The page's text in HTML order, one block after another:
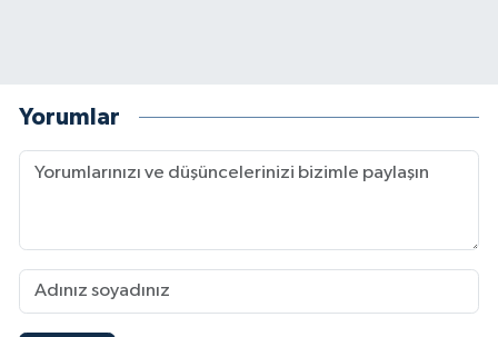
Yorumlar